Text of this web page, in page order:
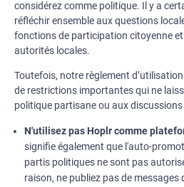
considérez comme politique. Il y a
réfléchir ensemble aux questions
fonctions de participation citoyenne
autorités locales.
Toutefois, notre règlement
de restrictions importantes qui ne
politique partisane ou aux
N'utilisez pas Hoplr comme
signifie également que l'auto-
partis politiques ne sont pas
raison, ne publiez pas de